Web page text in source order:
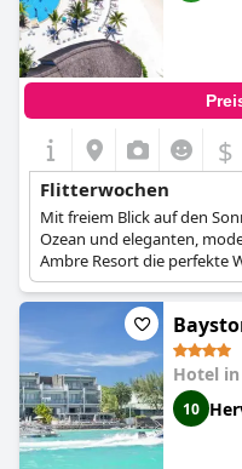
$
Flitterwochen
Mit freiem Blick auf den
Ozean und eleganten,
Ambre Resort die perfekte
Paare können sich am
Pavillon unter freiem
Hotel in
10